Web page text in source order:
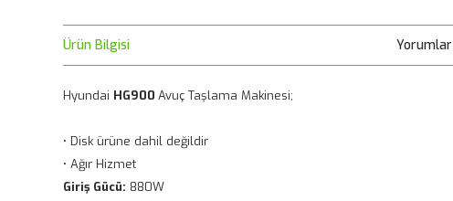
Ürün Bilgisi Yorumlar
Hyundai HG900 Avuç Taşlama Makinesi;
• Disk ürüne dahil değildir
• Ağır Hizmet
Giriş Gücü: 880W